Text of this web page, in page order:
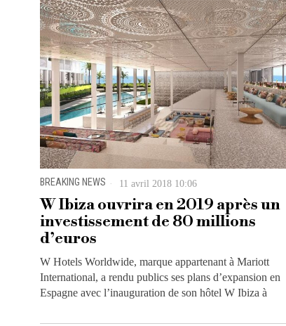
BREAKING NEWS 11 avril 2018 10:06
W Ibiza ouvrira en 2019 après un
investissement de 80 millions
d’euros
W Hotels Worldwide, marque appartenant à Mariott
International, a rendu publics ses plans d’expansion en
Espagne avec l’inauguration de son hôtel W Ibiza à